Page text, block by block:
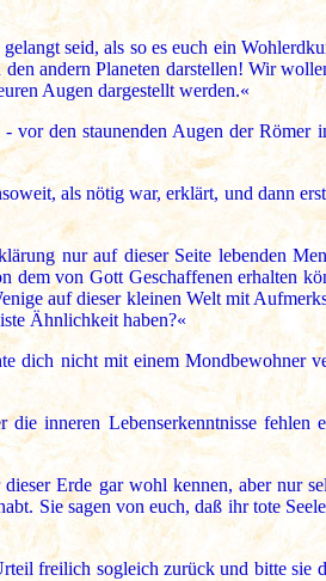
seid, als so es euch ein
andern Planeten darstellen! Wir
Augen dargestellt werden.«
vor den staunenden Augen der Römer
als nötig war, erklärt, und dann
nur auf dieser Seite lebenden
dem von Gott Geschaffenen erhalten
auf dieser kleinen Welt mit
Ähnlichkeit haben?«
dich nicht mit einem Mondbewohner
inneren Lebenserkenntnisse fehlen
Erde gar wohl kennen, aber nur
Sie sagen von euch, daß ihr tote
freilich sogleich zurück und bitte sie